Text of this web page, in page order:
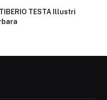
TIBERIO TESTA Illustri